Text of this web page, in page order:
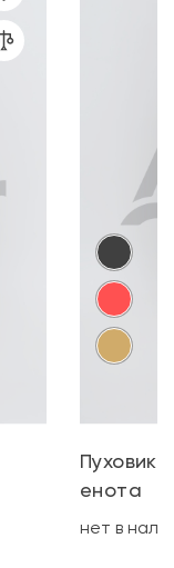
Пуховик
енота
нет в